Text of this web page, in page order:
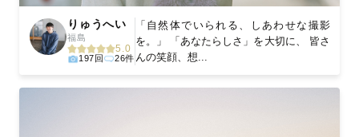
りゅうへい
福島
5.0
197回 26件
「自然体でいられる、しあわせな撮影
を。」 「あなたらしさ」を大切に、 皆さ
んの笑顔、想...